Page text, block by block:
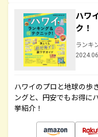
ハワ
ク！
ランキ
ハワイのプロと地球の歩
ングと、円安でもお得に
挙紹介！